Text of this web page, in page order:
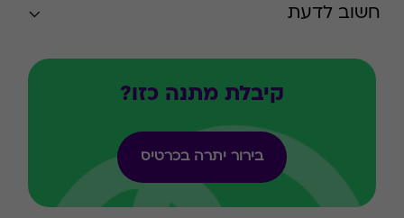
חשוב לדעת
קיבלת מתנה כזו?
בירור יתרה בכרטיס